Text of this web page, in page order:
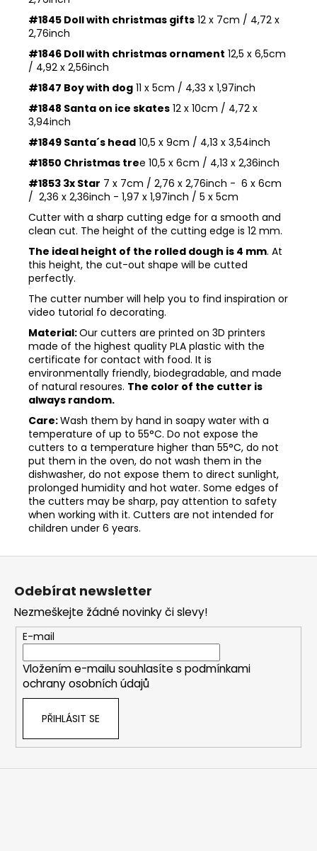
#1845 Doll with christmas gifts 12 x 7cm / 4,72 x
2,76inch
#1846 Doll with christmas ornament 12,5 x 6,5cm
/ 4,92 x 2,56inch
#1847 Boy with dog 11 x 5cm / 4,33 x 1,97inch
#1848 Santa on ice skates 12 x 10cm / 4,72 x
3,94inch
#1849 Santa´s head 10,5 x 9cm / 4,13 x 3,54inch
#1850 Christmas tree 10,5 x 6cm / 4,13 x 2,36inch
#1853 3x Star 7 x 7cm / 2,76 x 2,76inch - 6 x 6cm
/ 2,36 x 2,36inch - 1,97 x 1,97inch / 5 x 5cm
Cutter with a sharp cutting edge for a smooth and
clean cut. The height of the cutting edge is 12 mm.
The ideal height of the rolled dough is 4 mm. At
this height, the cut-out shape will be cutted
perfectly.
The cutter number will help you to find inspiration or
video tutorial fo decorating.
Material:Our cutters are printed on 3D printers
made of the highest quality PLA plastic with the
certificate for contact with food. It is
environmentally friendly, biodegradable, and made
of natural resoures. The color of the cutter is
always random.
Care:Wash them by hand in soapy water with a
temperature of up to 55°C. Do not expose the
cutters to a temperature higher than 55°C, do not
put them in the oven, do not wash them in the
dishwasher, do not expose them to direct sunlight,
prolonged humidity and hot water. Some edges of
the cutters may be sharp, pay attention to safety
when working with it. Cutters are not intended for
children under 6 years.
Z
Odebírat newsletter
Nezmeškejte žádné novinky či slevy!
E-mail
Vložením e-mailu souhlasíte s podmínkami
ochrany osobních údajů
PŘIHLÁSIT SE